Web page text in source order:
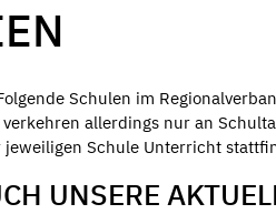
Schulen im
allerdings nur an
Schule Unterricht
UNSERE